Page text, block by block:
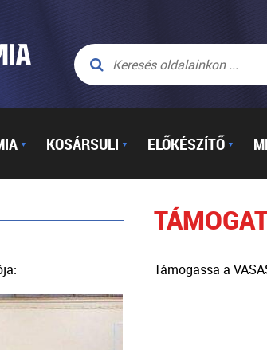
▼ KOSÁRSULI ▼ ELŐKÉSZÍTŐ ▼
Támogassa a